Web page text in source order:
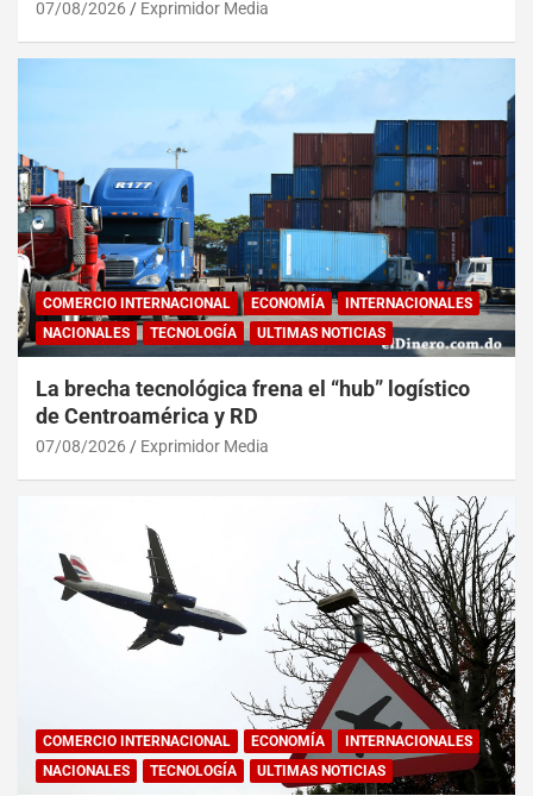
07/08/2026 Exprimidor Media
COMERCIO INTERNACIONAL ECONOMÍA
INTERNACIONALES
NACIONALES
TECNOLOGÍA ULTIMAS NOTICIAS
La brecha tecnológica frena el “hub” logístico
de Centroamérica y RD
07/08/2026 Exprimidor Media
COMERCIO INTERNACIONAL ECONOMÍA
INTERNACIONALES
NACIONALES
TECNOLOGÍA ULTIMAS NOTICIAS